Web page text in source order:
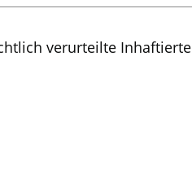
verurteilte Inhaftierte